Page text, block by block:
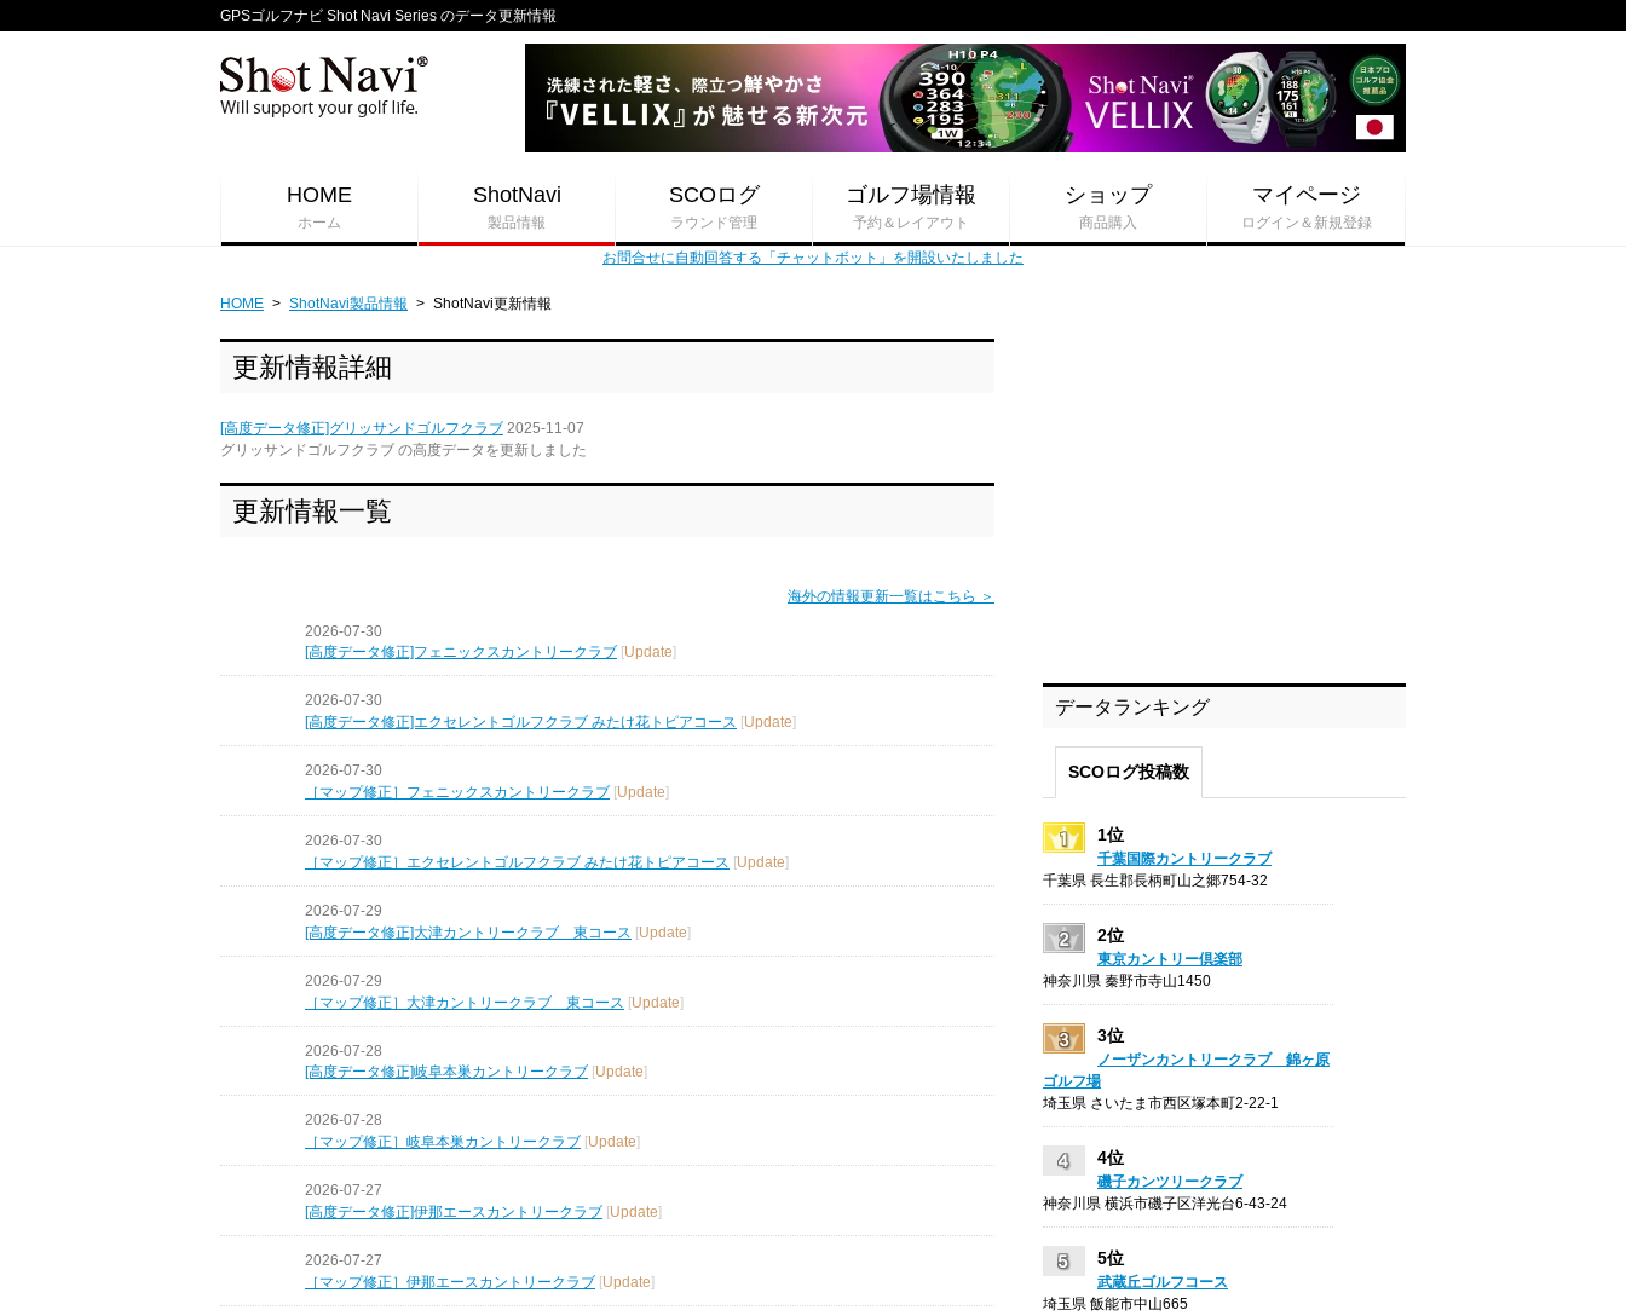
GPSゴルフナビ Shot Navi Series のデータ更新情報
HOME
ホーム
ShotNavi
製品情報
SCOログ
ラウンド管理
ゴルフ場情報
予約＆レイアウト
ショップ
商品購入
マイページ
ログイン＆新規登録
お問合せに自動回答する「チャットボット」を開設いたしました
HOME > ShotNavi製品情報 > ShotNavi更新情報
更新情報詳細
[高度データ修正]グリッサンドゴルフクラブ 2025-11-07
グリッサンドゴルフクラブ の高度データを更新しました
更新情報一覧
海外の情報更新一覧はこちら ＞
2026-07-30
[高度データ修正]フェニックスカントリークラブ [Update]
2026-07-30
[高度データ修正]エクセレントゴルフクラブ みたけ花トピアコース [Update]
2026-07-30
［マップ修正］フェニックスカントリークラブ [Update]
2026-07-30
［マップ修正］エクセレントゴルフクラブ みたけ花トピアコース [Update]
2026-07-29
[高度データ修正]大津カントリークラブ 東コース [Update]
2026-07-29
［マップ修正］大津カントリークラブ 東コース [Update]
2026-07-28
[高度データ修正]岐阜本巣カントリークラブ [Update]
2026-07-28
［マップ修正］岐阜本巣カントリークラブ [Update]
2026-07-27
[高度データ修正]伊那エースカントリークラブ [Update]
2026-07-27
［マップ修正］伊那エースカントリークラブ [Update]
データランキング
SCOログ投稿数
1位
千葉国際カントリークラブ
千葉県 長生郡長柄町山之郷754-32
2位
東京カントリー倶楽部
神奈川県 秦野市寺山1450
3位
ノーザンカントリークラブ 錦ヶ原
ゴルフ場
埼玉県 さいたま市西区塚本町2-22-1
4位
磯子カンツリークラブ
神奈川県 横浜市磯子区洋光台6-43-24
5位
武蔵丘ゴルフコース
埼玉県 飯能市中山665